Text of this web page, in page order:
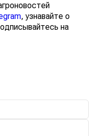
, узнавайте о
на